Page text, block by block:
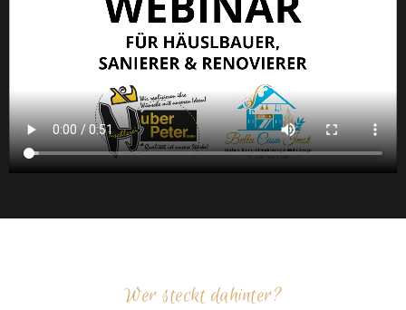
Wer steckt dahinter?